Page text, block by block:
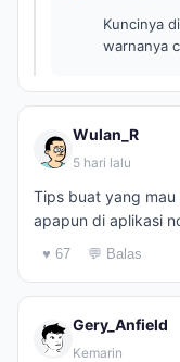
Kuncinya
warnanya
Wulan_R
5 hari lalu
Tips buat yang
apapun di aplikasi
♥ 67 💬 Balas
Gery_Anfield
Kemarin